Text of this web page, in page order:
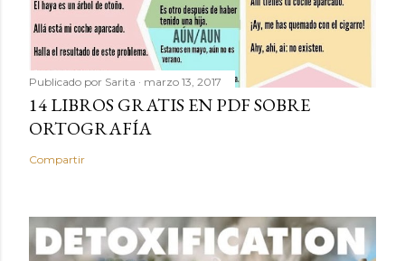
Publicado por Sarita marzo 13, 2017
14 LIBROS GRATIS EN PDF SOBRE
ORTOGRAFÍA
Compartir